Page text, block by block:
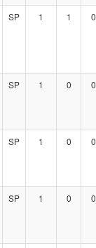
SP 1 1 0
SP 1 0 0
SP 1 0 0
SP 1 0 0